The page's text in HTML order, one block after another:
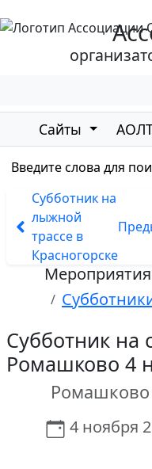
Сайты
Субботник на
лыжной
трассе в
Красногорске
Мероприятия
Субботник на
Ромашково 4
Ромашково
4 ноября